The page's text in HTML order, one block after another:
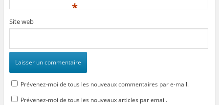
*
Site web
Prévenez-moi de tous les nouveaux commentaires par e-mail.
Prévenez-moi de tous les nouveaux articles par email.